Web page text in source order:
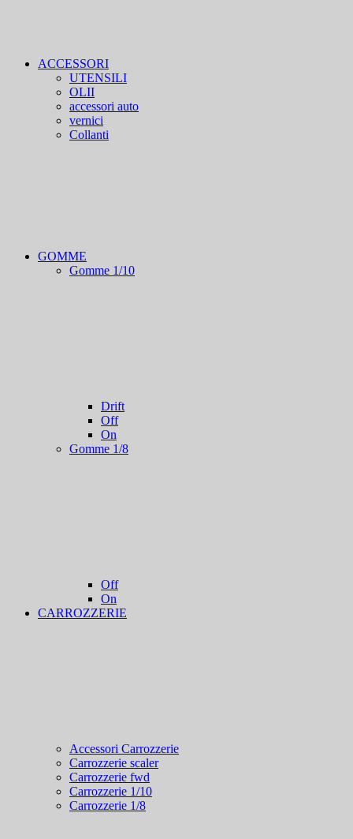
ACCESSORI
UTENSILI
OLII
accessori auto
vernici
Collanti
GOMME
Gomme 1/10
Drift
Off
On
Gomme 1/8
Off
On
CARROZZERIE
Accessori Carrozzerie
Carrozzerie scaler
Carrozzerie fwd
Carrozzerie 1/10
Carrozzerie 1/8